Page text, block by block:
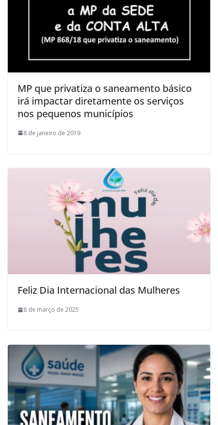
MP que privatiza o saneamento básico
irá impactar diretamente os serviços
nos pequenos municípios
8 de janeiro de 2019
Feliz Dia Internacional das Mulheres
8 de março de 2025